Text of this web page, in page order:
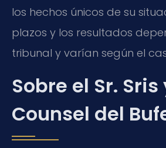
los hechos únicos de su
plazos y los resultados
tribunal y varían según el
Sobre el Sr. Sris
Counsel del